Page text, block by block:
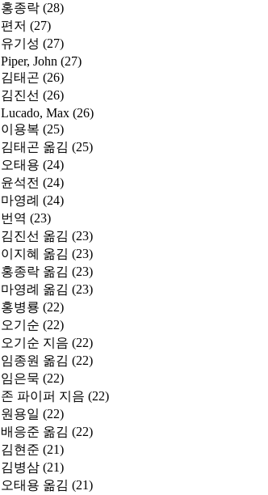
홍종락 (28)
편저 (27)
유기성 (27)
Piper, John (27)
김태곤 (26)
김진선 (26)
Lucado, Max (26)
이용복 (25)
김태곤 옮김 (25)
오태용 (24)
윤석전 (24)
마영례 (24)
번역 (23)
김진선 옮김 (23)
이지혜 옮김 (23)
홍종락 옮김 (23)
마영례 옮김 (23)
홍병룡 (22)
오기순 (22)
오기순 지음 (22)
임종원 옮김 (22)
임은묵 (22)
존 파이퍼 지음 (22)
원용일 (22)
배응준 옮김 (22)
김현준 (21)
김병삼 (21)
오태용 옮김 (21)